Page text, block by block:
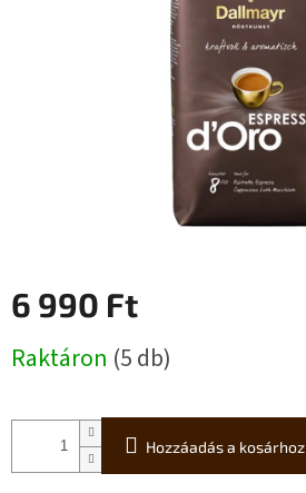
6 990 Ft
Raktáron (5 db)
Hozzáadás a kosárhoz